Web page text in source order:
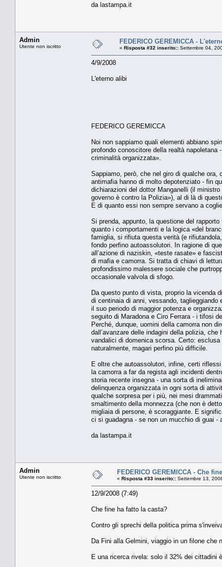
da lastampa.it
Admin
Utente non iscritto
FEDERICO GEREMICCA -
« Risposta #32 inserito:: Settembre 04,
4/9/2008
L'eterno alibi
FEDERICO GEREMICCA
Noi non sappiamo quali elementi abbiano
profondo conoscitore della realtà napoletana
criminalità organizzata».
Sappiamo, però, che nel giro di qualche
antimafia hanno di molto depotenziato - fin
dichiarazioni del dottor Manganelli (il
governo è contro la Polizia»), al di là di
E di quanto essi non sempre servano a
Si prenda, appunto, la questione del
quanto i comportamenti e la logica «del
famiglia, si rifiuta questa verità (e
fondo perfino autoassolutori. In ragione di
all’azione di naziskin, «teste rasate» e
di mafia e camorra. Si tratta di chiavi di
profondissimo malessere sociale che
occasionale valvola di sfogo.
Da questo punto di vista, proprio la vicenda
di centinaia di anni, vessando,
il suo periodo di maggior potenza e
seguito di Maradona e Ciro Ferrara - i tifosi
Perché, dunque, uomini della camorra non
dall’avanzare delle indagini della polizia,
vandalici di domenica scorsa. Certo:
naturalmente, magari perfino più difficile.
E oltre che autoassolutori, infine, certi
la camorra a far da regista agli incidenti
storia recente insegna - una sorta di
delinquenza organizzata in ogni sorta di
qualche sorpresa per i più, nei mesi
smaltimento della monnezza (che non è
migliaia di persone, è scoraggiante. E
ci si guadagna - se non un mucchio di guai -
da lastampa.it
Admin
Utente non iscritto
FEDERICO GEREMICCA - Che
« Risposta #33 inserito:: Settembre 13,
12/9/2008 (7:49)
Che fine ha fatto la casta?
Contro gli sprechi della politica prima
Da Fini alla Gelmini, viaggio in un filone che
E una ricerca rivela: solo il 32% dei cittadini